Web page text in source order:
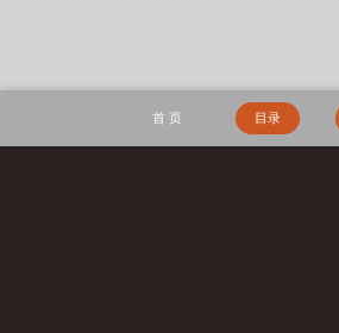
主角韩春雪李曼玉完整阅读无删减全文
首 页 目录